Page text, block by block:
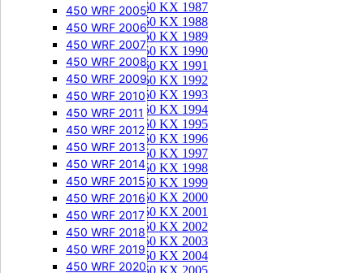
450 WRF 2005
450 WRF 2006
450 WRF 2007
450 WRF 2008
450 WRF 2009
450 WRF 2010
450 WRF 2011
450 WRF 2012
450 WRF 2013
450 WRF 2014
450 WRF 2015
450 WRF 2016
450 WRF 2017
450 WRF 2018
450 WRF 2019
450 WRF 2020
250 KX 1987
250 KX 1988
250 KX 1989
250 KX 1990
250 KX 1991
250 KX 1992
250 KX 1993
250 KX 1994
250 KX 1995
250 KX 1996
250 KX 1997
250 KX 1998
250 KX 1999
250 KX 2000
250 KX 2001
250 KX 2002
250 KX 2003
250 KX 2004
250 KX 2005